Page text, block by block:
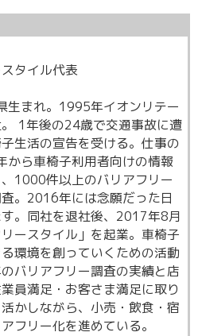
タイル代表
生まれ。1995年イオンリテー
1年後の24歳で交通事故に遭
生活の宣告を受ける。仕事の
から車椅子利用者向けの情報
1000件以上のバリアフリー
。2016年には念願だった日
。同社を退社後、2017年8月
ースタイル」を起業。車椅子
環境を創っていくための活動
バリアフリー調査の実績と店
員満足・お客さま満足に取り
かしながら、小売・飲食・宿
フリー化を進めている。